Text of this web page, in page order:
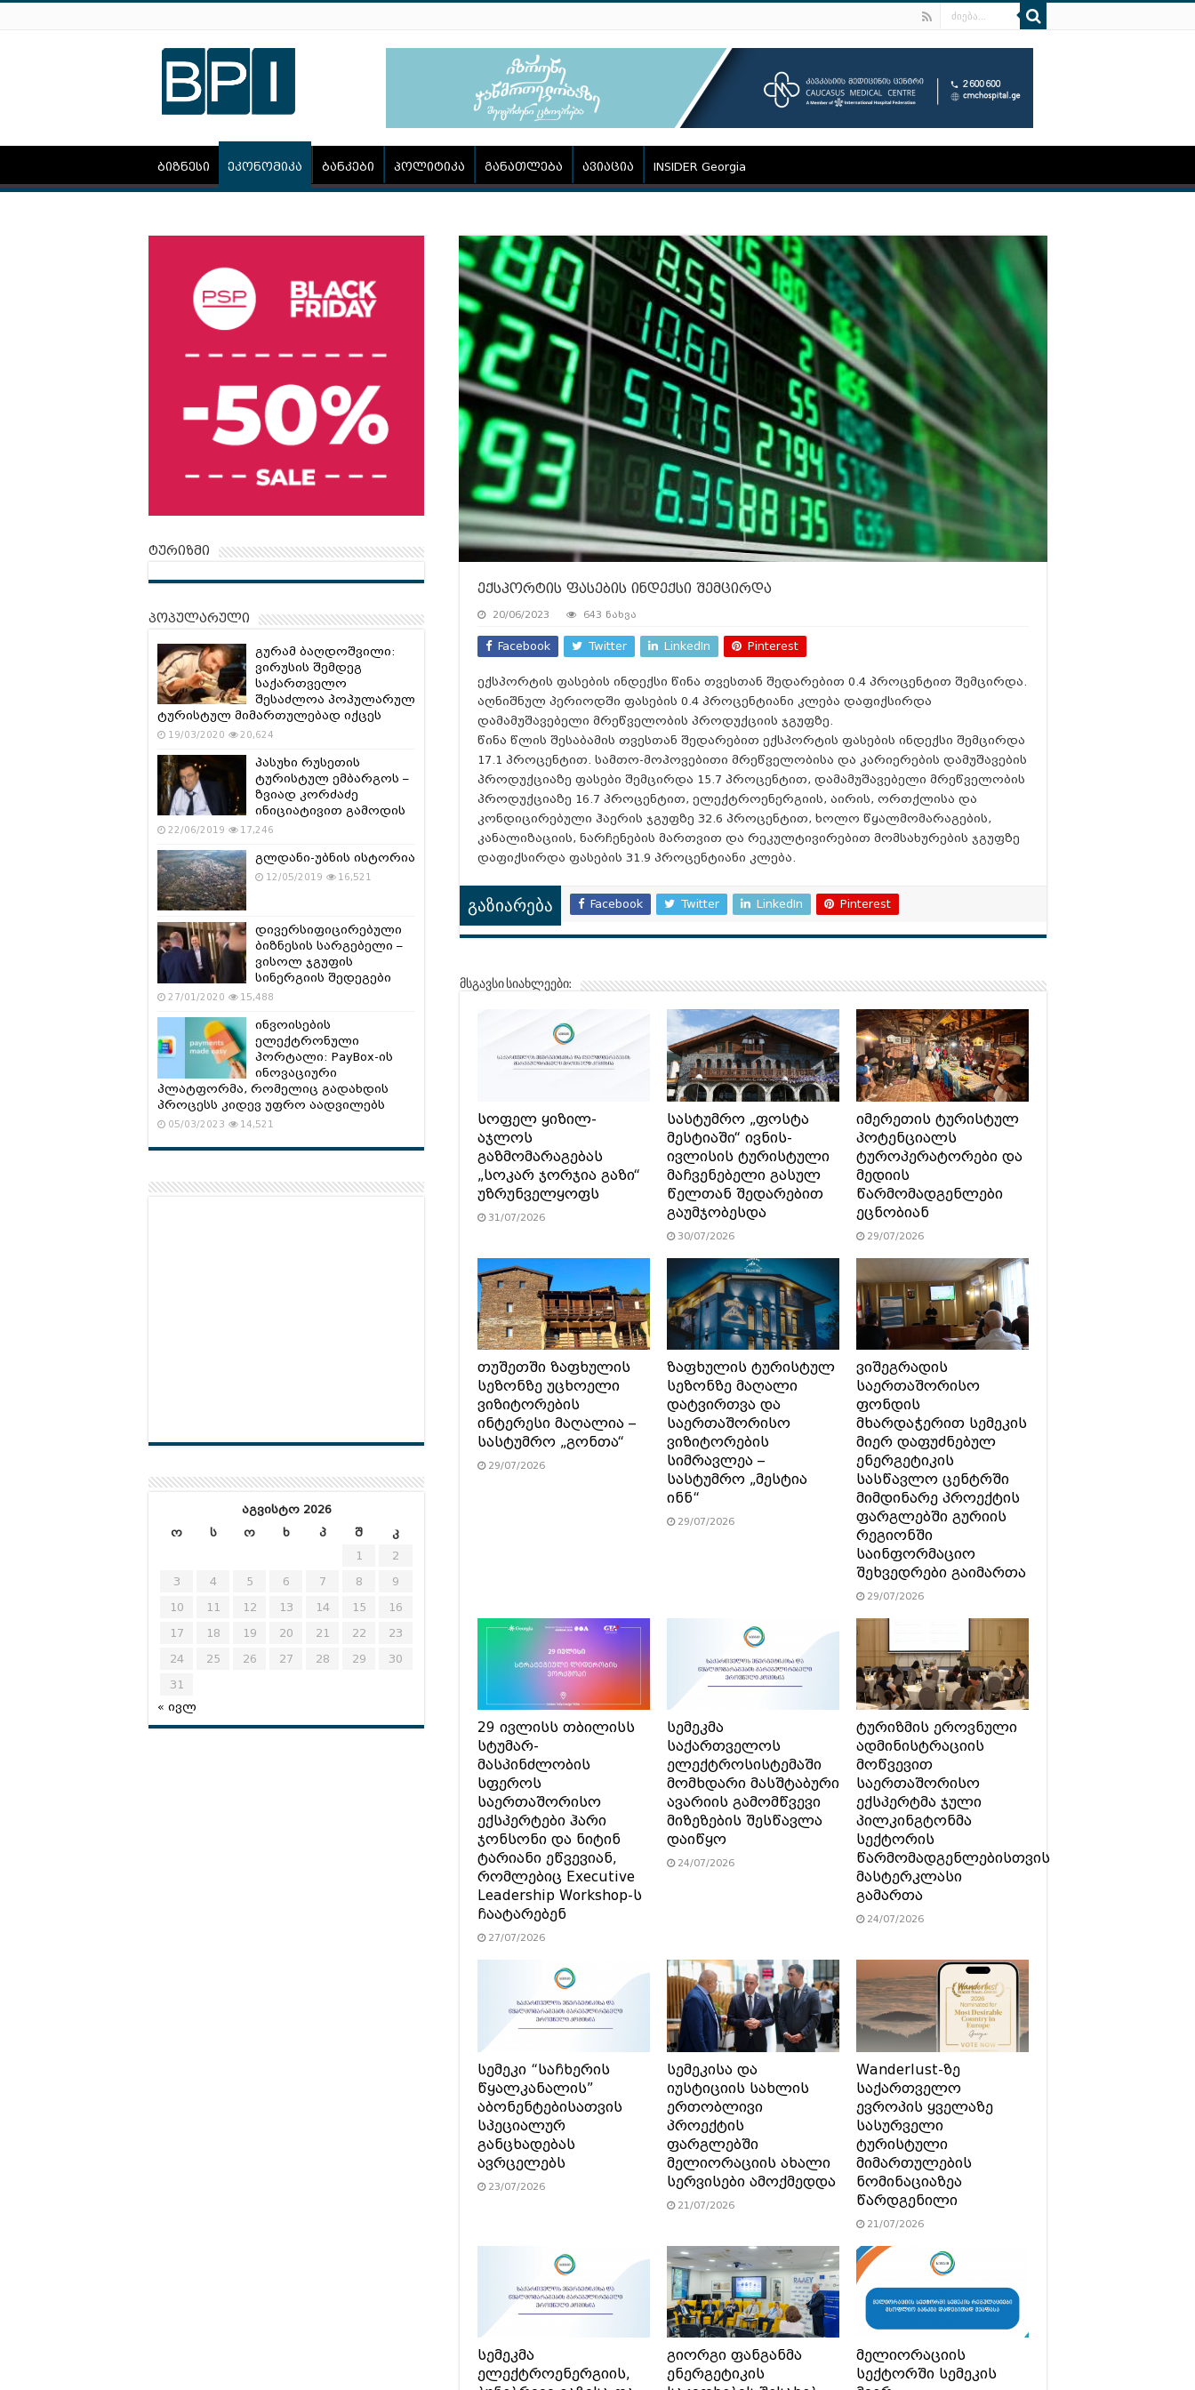
ბიზნესი ეკონომიკა ბანკები პოლიტიკა განათლება ავიაცია INSIDER Georgia
ექსპორტის ფასების ინდექსი შემცირდა
20/06/2023 643 ნახვა
Facebook Twitter LinkedIn Pinterest
ექსპორტის ფასების ინდექსი წინა თვესთან შედარებით 0.4 პროცენტით შემცირდა.
აღნიშნულ პერიოდში ფასების 0.4 პროცენტიანი კლება დაფიქსირდა
დამამუშავებელი მრეწველობის პროდუქციის ჯგუფზე.
წინა წლის შესაბამის თვესთან შედარებით ექსპორტის ფასების ინდექსი შემცირდა
17.1 პროცენტით. სამთო-მოპოვებითი მრეწველობისა და კარიერების დამუშავების
პროდუქციაზე ფასები შემცირდა 15.7 პროცენტით, დამამუშავებელი მრეწველობის
პროდუქციაზე 16.7 პროცენტით, ელექტროენერგიის, აირის, ორთქლისა და
კონდიცირებული ჰაერის ჯგუფზე 32.6 პროცენტით, ხოლო წყალმომარაგების,
კანალიზაციის, ნარჩენების მართვით და რეკულტივირებით მომსახურების ჯგუფზე
დაფიქსირდა ფასების 31.9 პროცენტიანი კლება.
გაზიარება Facebook Twitter LinkedIn Pinterest
მსგავსი სიახლეები:
სოფელ ყიზილ-
აჯლოს
გაზმომარაგებას
„სოკარ ჯორჯია გაზი“
უზრუნველყოფს
31/07/2026
სასტუმრო „ფოსტა
მესტიაში“ ივნის-
ივლისის ტურისტული
მაჩვენებელი გასულ
წელთან შედარებით
გაუმჯობესდა
30/07/2026
იმერეთის ტურისტულ
პოტენციალს
ტუროპერატორები და
მედიის
წარმომადგენლები
ეცნობიან
29/07/2026
თუშეთში ზაფხულის
სეზონზე უცხოელი
ვიზიტორების
ინტერესი მაღალია –
სასტუმრო „გონთა“
29/07/2026
ზაფხულის ტურისტულ
სეზონზე მაღალი
დატვირთვა და
საერთაშორისო
ვიზიტორების
სიმრავლეა –
სასტუმრო „მესტია
ინნ“
29/07/2026
ვიშეგრადის
საერთაშორისო
ფონდის
მხარდაჭერით სემეკის
მიერ დაფუძნებულ
ენერგეტიკის
სასწავლო ცენტრში
მიმდინარე პროექტის
ფარგლებში გურიის
რეგიონში
საინფორმაციო
შეხვედრები გაიმართა
29/07/2026
29 ივლისს თბილისს
სტუმარ-
მასპინძლობის
სფეროს
საერთაშორისო
ექსპერტები ჰარი
ჯონსონი და ნიტინ
ტარიანი ეწვევიან,
რომლებიც Executive
Leadership Workshop-ს
ჩაატარებენ
27/07/2026
სემეკმა
საქართველოს
ელექტროსისტემაში
მომხდარი მასშტაბური
ავარიის გამომწვევი
მიზეზების შესწავლა
დაიწყო
24/07/2026
ტურიზმის ეროვნული
ადმინისტრაციის
მოწვევით
საერთაშორისო
ექსპერტმა ჯული
პილკინგტონმა
სექტორის
წარმომადგენლებისთვის
მასტერკლასი
გამართა
24/07/2026
სემეკი “საჩხერის
წყალკანალის”
აბონენტებისათვის
სპეციალურ
განცხადებას
ავრცელებს
23/07/2026
სემეკისა და
იუსტიციის სახლის
ერთობლივი
პროექტის
ფარგლებში
მელიორაციის ახალი
სერვისები ამოქმედდა
21/07/2026
Wanderlust-ზე
საქართველო
ევროპის ყველაზე
სასურველი
ტურისტული
მიმართულების
ნომინაციაზეა
წარდგენილი
21/07/2026
სემეკმა
ელექტროენერგიის,
გიორგი ფანგანმა
ენერგეტიკის
მელიორაციის
სექტორში სემეკის
ტურიზმი
პოპულარული
გურამ ბაღდოშვილი:
ვირუსის შემდეგ
საქართველო
შესაძლოა პოპულარულ
ტურისტულ მიმართულებად იქცეს
19/03/2020 20,624
პასუხი რუსეთის
ტურისტულ ემბარგოს –
ზვიად კორძაძე
ინიციატივით გამოდის
22/06/2019 17,246
გლდანი-უბნის ისტორია
12/05/2019 16,521
დივერსიფიცირებული
ბიზნესის სარგებელი –
ვისოლ ჯგუფის
სინერგიის შედეგები
27/01/2020 15,488
ინვოისების
ელექტრონული
პორტალი: PayBox-ის
ინოვაციური
პლატფორმა, რომელიც გადახდის
პროცესს კიდევ უფრო აადვილებს
05/03/2023 14,521
აგვისტო 2026
ო
ს ო ხ პ შ
კ
1
2
3
4 5 6 7 8
9
10
11 12 13 14 15
16
17
18 19 20 21 22
23
24
25 26 27 28 29
30
31
« ივლ